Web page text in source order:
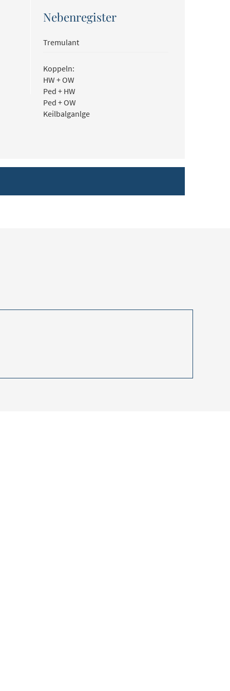
Nebenregister
Tremulant
Koppeln:
HW + OW
Ped + HW
Ped + OW
Keilbalganlge